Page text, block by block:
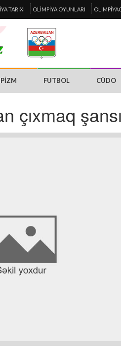
TARIXI OLIMPIYA OYUNLARI
FUTBOL CÜDO
çıxmaq